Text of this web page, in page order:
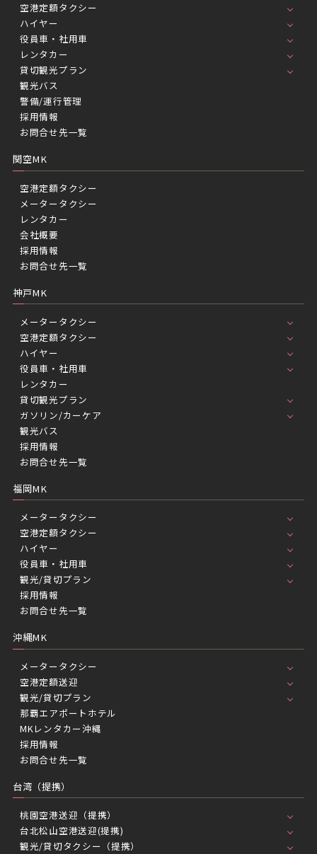
空港定額タクシー
ハイヤー
役員車・社用車
レンタカー
貸切観光プラン
観光バス
警備/運行管理
採用情報
お問合せ先一覧
関空MK
空港定額タクシー
メータータクシー
レンタカー
会社概要
採用情報
お問合せ先一覧
神戸MK
メータータクシー
空港定額タクシー
ハイヤー
役員車・社用車
レンタカー
貸切観光プラン
ガソリン/カーケア
観光バス
採用情報
お問合せ先一覧
福岡MK
メータータクシー
空港定額タクシー
ハイヤー
役員車・社用車
観光/貸切プラン
採用情報
お問合せ先一覧
沖縄MK
メータータクシー
空港定額送迎
観光/貸切プラン
那覇エアポートホテル
MKレンタカー沖縄
採用情報
お問合せ先一覧
台湾（提携）
桃園空港送迎（提携）
台北松山空港送迎(提携)
観光/貸切タクシー（提携）